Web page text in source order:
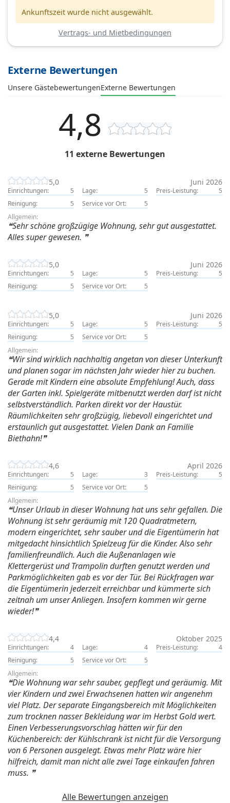
Ankunftszeit wurde nicht ausgewählt.
Vertrags- und Mietbedingungen
Externe Bewertungen
Unsere GästebewertungenExterne Bewertungen
4,8
11 externe Bewertungen
5,0 Juni 2026
Einrichtungen: 5 Lage: 5 Preis-Leistung:
5
Reinigung:
5 Service vor Ort:
5
Allgemein:
Sehr schöne großzügige Wohnung, sehr gut ausgestattet.
Alles super gewesen.
5,0 Juni 2026
Einrichtungen: 5 Lage: 5 Preis-Leistung:
5
Reinigung:
5 Service vor Ort: 5
5,0 Juni 2026
Einrichtungen: 5 Lage: 5 Preis-Leistung:
5
Reinigung:
5 Service vor Ort:
5
Allgemein:
Wir sind wirklich nachhaltig angetan von dieser Unterkunft
und planen sogar im nächsten Jahr wieder hier zu buchen.
Gerade mit Kindern eine absolute Empfehlung! Auch, dass
der Garten inkl. Spielgeräte mitbenutzt werden darf ist nicht
selbstverständlich. Parken direkt vor der Haustür.
Räumlichkeiten sehr großzügig, liebevoll eingerichtet und
erstaunlich gut ausgestattet. Vielen Dank an Familie
Biethahn!
4,6 April 2026
Einrichtungen: 5 Lage: 3 Preis-Leistung:
5
Reinigung:
5 Service vor Ort:
5
Allgemein:
Unser Urlaub in dieser Wohnung hat uns sehr gefallen. Die
Wohnung ist sehr geräumig mit 120 Quadratmetern,
modern eingerichtet, sehr sauber und die Eigentümerin hat
mitgedacht hinsichtlich Spielzeug für die Kinder. Also sehr
familienfreundlich. Auch die Außenanlagen wie
Klettergerüst und Trampolin durften genutzt werden und
Parkmöglichkeiten gab es vor der Tür. Bei Rückfragen war
die Eigentümerin jederzeit erreichbar und kümmerte sich
zeitnah um unser Anliegen. Insofern kommen wir gerne
wieder!
4,4 Oktober 2025
Einrichtungen: 4 Lage: 4 Preis-Leistung:
4
Reinigung:
5 Service vor Ort:
5
Allgemein:
Die Wohnung war sehr sauber, gepflegt und geräumig. Mit
vier Kindern und zwei Erwachsenen hatten wir angenehm
viel Platz. Der separate Eingangsbereich mit Möglichkeiten
zum trocknen nasser Bekleidung war im Herbst Gold wert.
Einen Verbesserungsvorschlag hätten wir für den
Küchenbereich: der Kühlschrank ist nicht für die Versorgung
von 6 Personen ausgelegt. Etwas mehr Platz wäre hier
hilfreich, damit man nicht alle zwei Tage einkaufen fahren
muss.
Alle Bewertungen anzeigen